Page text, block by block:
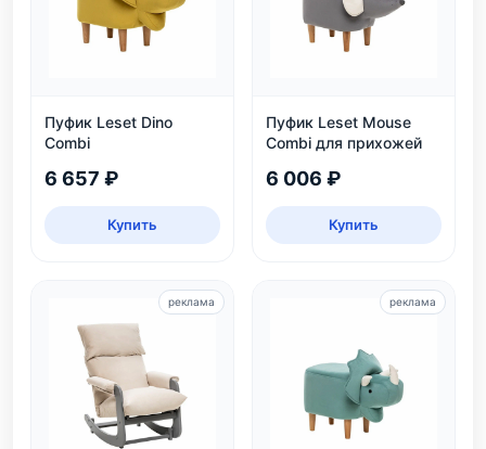
Пуфик Leset Dino
Combi
6 657 ₽
Купить
Пуфик Leset Mouse
Combi для прихожей
6 006 ₽
Купить
реклама реклама